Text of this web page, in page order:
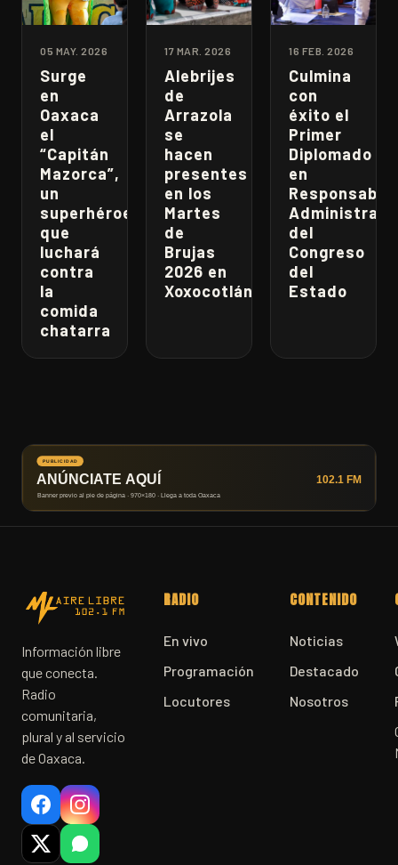
05 MAY. 2026
Surge
en
Oaxaca
el
“Capitán
Mazorca”,
un
superhéroe
que
luchará
contra
la
comida
chatarra
17 MAR. 2026
Alebrijes
de
Arrazola
se
hacen
presentes
en los
Martes
de
Brujas
2026 en
Xoxocotlán
16 FEB. 2026
Culmina
con
éxito el
Primer
Diplomado
en
del
Congreso
del
Estado
Información libre
que conecta.
Radio
comunitaria,
plural y al servicio
de Oaxaca.
RADIO
En vivo
Programación
Locutores
CONTENIDO
Noticias
Destacado
Nosotros